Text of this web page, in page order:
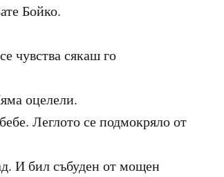
Бойко.
чувства сякаш го
оцелели.
Леглото се подмокряло от
И бил събуден от мощен